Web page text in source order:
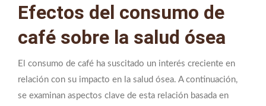
Efectos del consumo de
café sobre la salud ósea
El consumo de café ha suscitado un interés creciente en
relación con su impacto en la salud ósea. A continuación,
se examinan aspectos clave de esta relación basada en